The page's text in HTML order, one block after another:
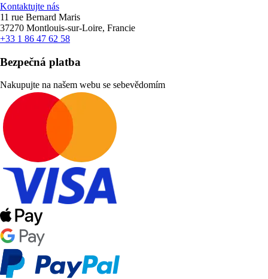
Kontaktujte nás
11 rue Bernard Maris
37270 Montlouis-sur-Loire, Francie
+33 1 86 47 62 58
Bezpečná platba
Nakupujte na našem webu se sebevědomím